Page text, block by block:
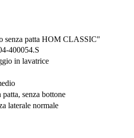
senza patta HOM CLASSIC"
400054.S
in lavatrice
patta, senza bottone
laterale normale